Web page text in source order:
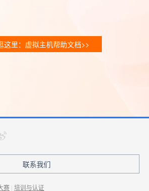
这里：虚拟主机帮助文档>>